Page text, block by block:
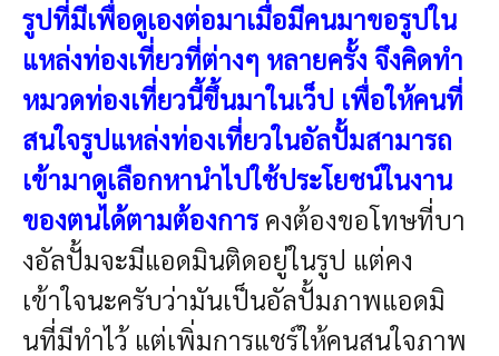
รูปที่มีเพื่อดูเองต่อมาเมื่อมีคนมาขอรูปใน
แหล่งท่องเที่ยวที่ต่างๆ หลายครั้ง จึงคิดทำ
หมวดท่องเที่ยวนี้ขึ้นมาในเว็ป เพื่อให้คนที่
สนใจรูปแหล่งท่องเที่ยวในอัลปั้มสามารถ
เข้ามาดูเลือกหานำไปใช้ประโยชน์ในงาน
ของตนได้ตามต้องการคงต้องขอโทษที่บา
งอัลปั้มจะมีแอดมินติดอยู่ในรูป แต่คง
เข้าใจนะครับว่ามันเป็นอัลปั้มภาพแอดมิ
นที่มีทำไว้ แต่เพิ่มการแชร์ให้คนสนใจภาพ